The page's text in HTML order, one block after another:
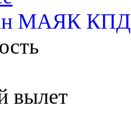
МАЯК КПД
вылет